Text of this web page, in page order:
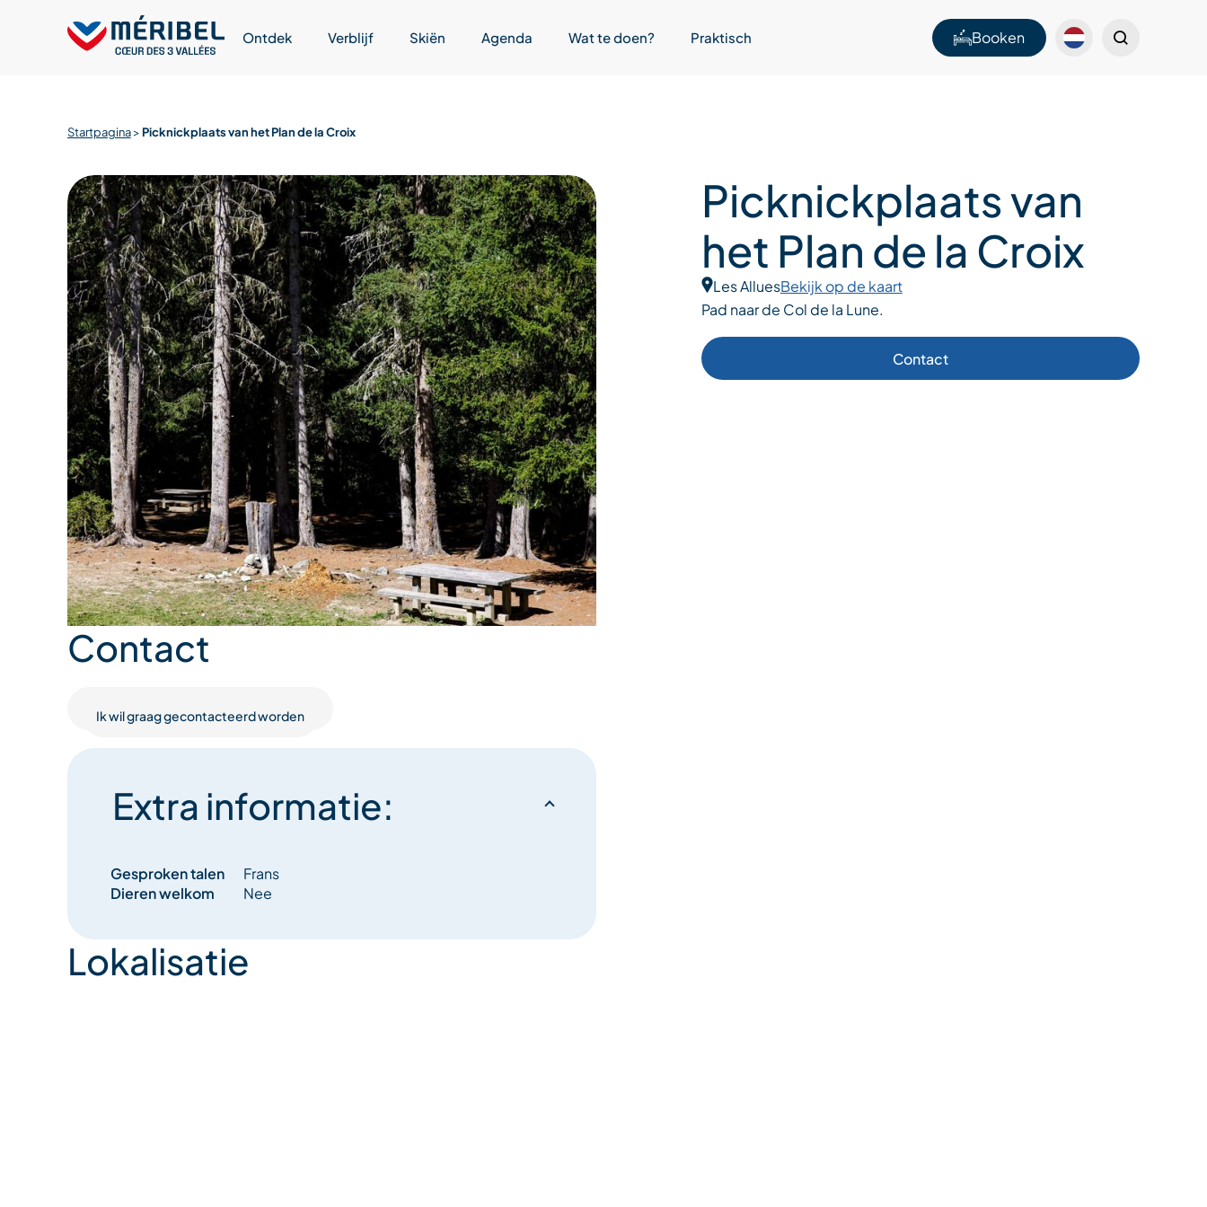
Ontdek Verblijf Skiën Agenda Wat te doen? Praktisch Booken
Startpagina> Picknickplaats van het Plan de la Croix
Contact
Ik wil graag gecontacteerd worden
Extra informatie:
Gesproken talen
Frans
Dieren welkom
Nee
Lokalisatie
Picknickplaats van
het Plan de la Croix
Les AlluesBekijk op de kaart
Pad naar de Col de la Lune.
Contact